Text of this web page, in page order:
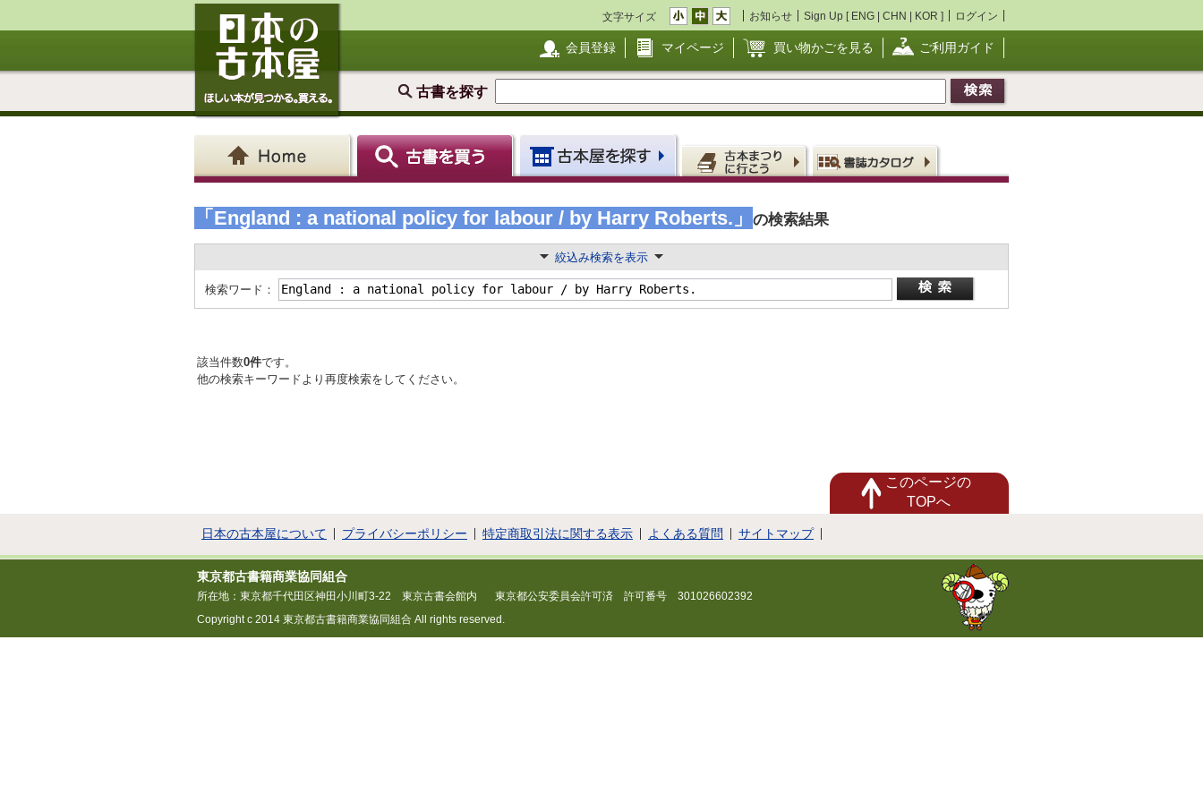
文字サイズ お知らせ Sign Up [ ENG | CHN | KOR ] ログイン
会員登録 マイページ 買い物かごを見る ご利用ガイド
古書を探す
「England : a national policy for labour / by Harry Roberts.」 の検索結果
絞込み検索を表示
検索ワード：
該当件数0件です。
他の検索キーワードより再度検索をしてください。
このページの
TOPへ
日本の古本屋について プライバシーポリシー 特定商取引法に関する表示 よくある質問 サイトマップ
東京都古書籍商業協同組合
所在地：東京都千代田区神田小川町3-22 東京古書会館内
東京都公安委員会許可済 許可番号 301026602392
Copyright c 2014 東京都古書籍商業協同組合 All rights reserved.